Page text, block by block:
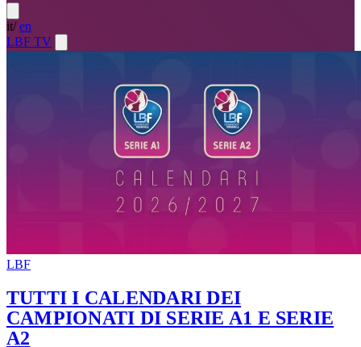
it/ en
LBF TV
LBF
TUTTI I CALENDARI DEI
CAMPIONATI DI SERIE A1 E SERIE
A2